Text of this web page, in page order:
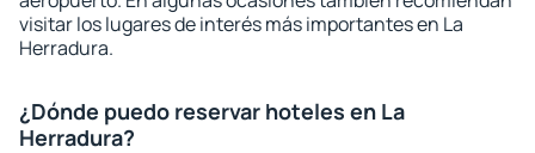
visitar los lugares de interés más importantes en La
Herradura.
¿Dónde puedo reservar hoteles en La
Herradura?